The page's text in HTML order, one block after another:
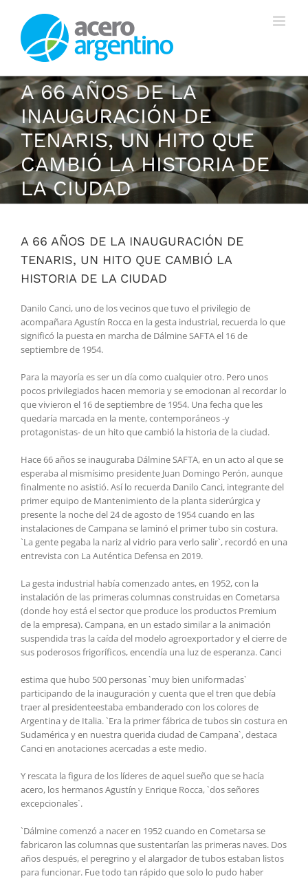
contenido
A 66 AÑOS DE LA
INAUGURACIÓN DE
TENARIS, UN HITO QUE
CAMBIÓ LA HISTORIA DE
LA CIUDAD
A 66 AÑOS DE LA INAUGURACIÓN DE
TENARIS, UN HITO QUE CAMBIÓ LA
HISTORIA DE LA CIUDAD
Danilo Canci, uno de los vecinos que tuvo el privilegio de
acompañara Agustín Rocca en la gesta industrial, recuerda lo que
significó la puesta en marcha de Dálmine SAFTA el 16 de
septiembre de 1954.
Para la mayoría es ser un día como cualquier otro. Pero unos
pocos privilegiados hacen memoria y se emocionan al recordar lo
que vivieron el 16 de septiembre de 1954. Una fecha que les
quedaría marcada en la mente, contemporáneos -y
protagonistas- de un hito que cambió la historia de la ciudad.
Hace 66 años se inauguraba Dálmine SAFTA, en un acto al que se
esperaba al mismísimo presidente Juan Domingo Perón, aunque
finalmente no asistió. Así lo recuerda Danilo Canci, integrante del
primer equipo de Mantenimiento de la planta siderúrgica y
presente la noche del 24 de agosto de 1954 cuando en las
instalaciones de Campana se laminó el primer tubo sin costura.
`La gente pegaba la nariz al vidrio para verlo salir`, recordó en una
entrevista con La Auténtica Defensa en 2019.
La gesta industrial había comenzado antes, en 1952, con la
instalación de las primeras columnas construidas en Cometarsa
(donde hoy está el sector que produce los productos Premium
de la empresa). Campana, en un estado similar a la animación
suspendida tras la caída del modelo agroexportador y el cierre de
sus poderosos frigoríficos, encendía una luz de esperanza. Canci
estima que hubo 500 personas `muy bien uniformadas`
participando de la inauguración y cuenta que el tren que debía
traer al presidenteestaba embanderado con los colores de
Argentina y de Italia. `Era la primer fábrica de tubos sin costura en
Sudamérica y en nuestra querida ciudad de Campana`, destaca
Canci en anotaciones acercadas a este medio.
Y rescata la figura de los líderes de aquel sueño que se hacía
acero, los hermanos Agustín y Enrique Rocca, `dos señores
excepcionales`.
`Dálmine comenzó a nacer en 1952 cuando en Cometarsa se
fabricaron las columnas que sustentarían las primeras naves. Dos
años después, el peregrino y el alargador de tubos estaban listos
para funcionar. Fue todo tan rápido que solo lo pudo haber